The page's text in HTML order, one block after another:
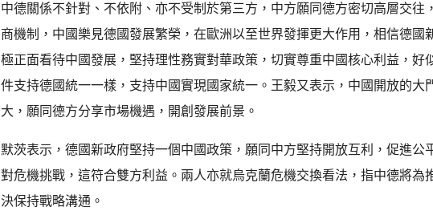
中德關係不針對、不依附、亦不受制於第三方，中方願同德方密切高層交往
商機制，中國樂見德國發展繁榮，在歐洲以至世界發揮更大作用，相信德國
極正面看待中國發展，堅持理性務實對華政策，切實尊重中國核心利益，好
件支持德國統一一樣，支持中國實現國家統一。王毅又表示，中國開放的大
大，願同德方分享市場機遇，開創發展前景。
默茨表示，德國新政府堅持一個中國政策，願同中方堅持開放互利，促進公
對危機挑戰，這符合雙方利益。兩人亦就烏克蘭危機交換看法，指中德將為
決保持戰略溝通。